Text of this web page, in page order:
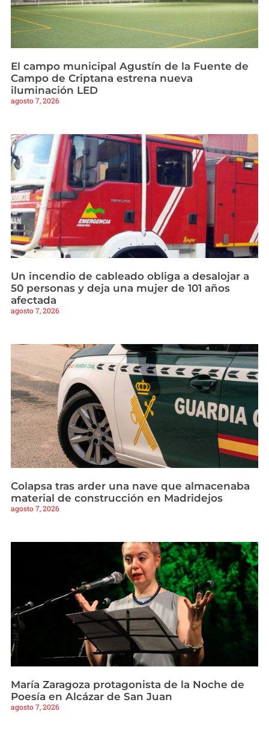
El campo municipal Agustín de la Fuente de
Campo de Criptana estrena nueva
iluminación LED
agosto 7, 2026
Un incendio de cableado obliga a desalojar a
50 personas y deja una mujer de 101 años
afectada
agosto 7, 2026
Colapsa tras arder una nave que almacenaba
material de construcción en Madridejos
agosto 7, 2026
María Zaragoza protagonista de la Noche de
Poesía en Alcázar de San Juan
agosto 7, 2026